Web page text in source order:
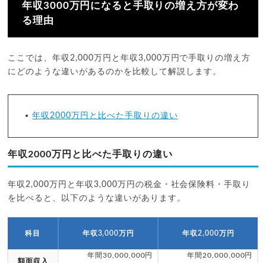
年収3000万円になると手取りの増え方が変わ
る理由
ここでは、年収2,000万円と年収3,000万円で手取りの増え方
にどのような違いがあるのかを比較して解説します。
年収2000万円と比べた手取りの違い
年収2000万円と比べた手取りの違い
年収2,000万円と年収3,000万円の税金・社会保険料・手取り
を比べると、以下のような違いがあります。
科目 年収3,000万円 年収2,000万円
額面収入
年間30,000,000円
年間20,000,000円